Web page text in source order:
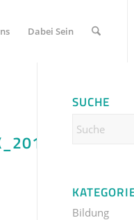
Dabei Sein
SUCHE
Bildung